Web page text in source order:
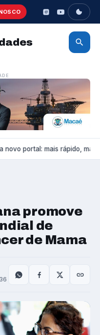
novo portal: mais rápido, mais
promove
de
de Mama